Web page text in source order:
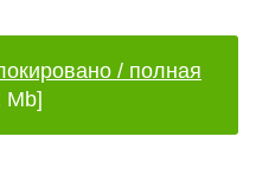
/ полная
Mb]